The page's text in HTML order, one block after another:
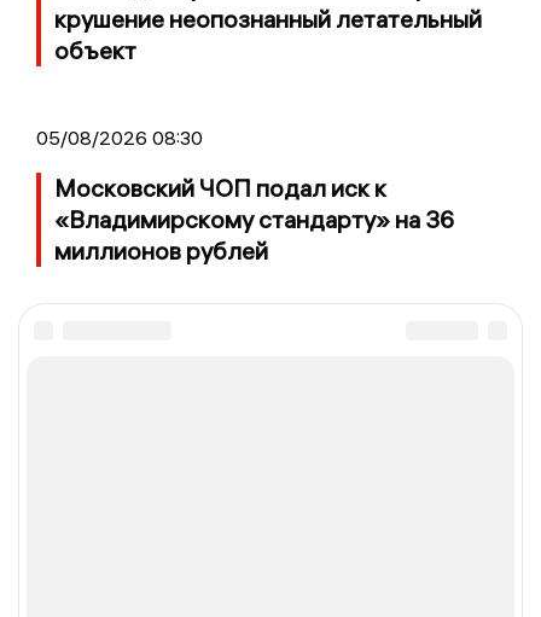
крушение неопознанный летательный
объект
05/08/2026 08:30
Московский ЧОП подал иск к
«Владимирскому стандарту» на 36
миллионов рублей